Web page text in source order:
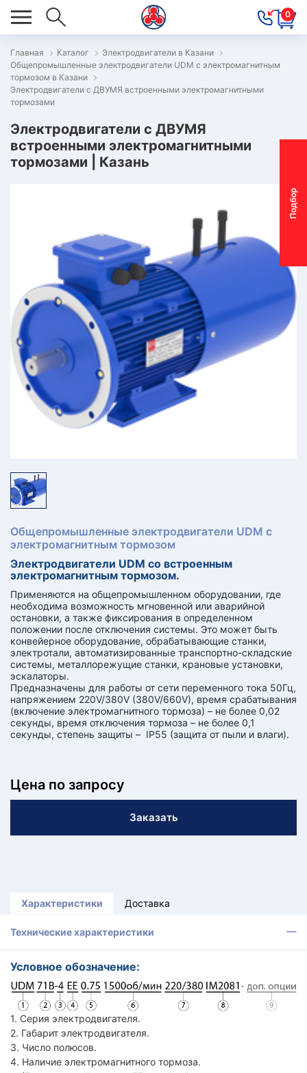
0
П
о
д
б
о
р
м
о
т
о
р
-
р
е
д
у
к
т
о
р
Главная Каталог
Электродвигатели в Казани
Общепромышленные электродвигатели UDM с электромагнитным
тормозом в Казани
Электродвигатели с ДВУМЯ встроенными электромагнитными
тормозами
Электродвигатели с ДВУМЯ
встроенными электромагнитными
тормозами | Казань
Общепромышленные электродвигатели UDM с
электромагнитным тормозом
Электродвигатели UDM со встроенным
электромагнитным тормозом.
Применяются на общепромышленном оборудовании, где
необходима возможность мгновенной или аварийной
остановки, а также фиксирования в определенном
положении после отключения системы. Это может быть
конвейерное оборудование, обрабатывающие станки,
электротали, автоматизированные транспортно-складские
системы, металлорежущие станки, крановые установки,
эскалаторы.
Предназначены для работы от сети переменного тока 50Гц,
напряжением 220V/380V (380V/660V), время срабатывания
(включение электромагнитного тормоза) – не более 0,02
секунды, время отключения тормоза – не более 0,1
секунды, степень защиты – IP55 (защита от пыли и влаги).
Цена по запросу
Заказать
Характеристики Доставка
Технические характеристики
Условное обозначение:
1. Серия электродвигателя.
2. Габарит электродвигателя.
3. Число полюсов.
4. Наличие электромагнитного тормоза.